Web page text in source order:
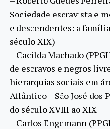
Sociedade escravista e
e descendentes: a
século XIX)
– Cacilda Machado
de escravos e negros
hierarquias sociais em
Atlântico – São José dos
do século XVIII ao XIX
– Carlos Engemann